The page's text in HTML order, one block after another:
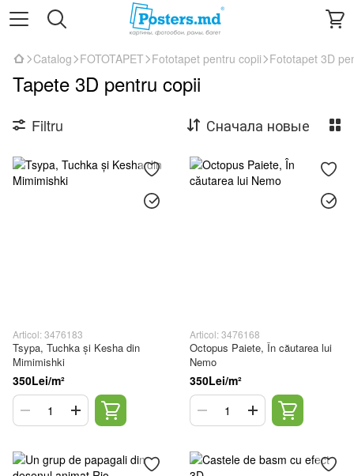
Catalog FOTOTAPET Fototapet pentru copii Fototapet 3D
Tapete 3D pentru copii
Filtru Сначала новые
Articol: 3476183
Tsypa, Tuchka și Kesha din
Mimimishki
350Lei/m²
Articol: 3476168
Octopus Paiete, În căutarea lui
Nemo
350Lei/m²